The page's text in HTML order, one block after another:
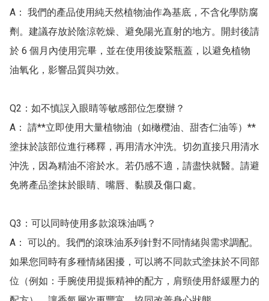
A： 我們的產品使用純天然植物油作為基底，不含化學防腐
劑。建議存放於陰涼乾燥、避免陽光直射的地方。開封後請
於 6 個月內使用完畢，並在使用後旋緊瓶蓋，以避免植物
油氧化，影響品質與功效。
Q2：如不慎誤入眼睛等敏感部位怎麼辦？
A： 請**立即使用大量植物油（如橄欖油、甜杏仁油等）**
塗抹於該部位進行稀釋，再用清水沖洗。切勿直接只用清水
沖洗，因為精油不溶於水。若仍感不適，請盡快就醫。請避
免將產品塗抹於眼睛、嘴唇、黏膜及傷口處。
Q3：可以同時使用多款滾珠油嗎？
A： 可以的。我們的滾珠油系列針對不同情緒與需求調配。
如果您同時有多種情緒困擾，可以將不同款式塗抹於不同部
位（例如：手腕使用提振精神的配方，肩頸使用舒緩壓力的